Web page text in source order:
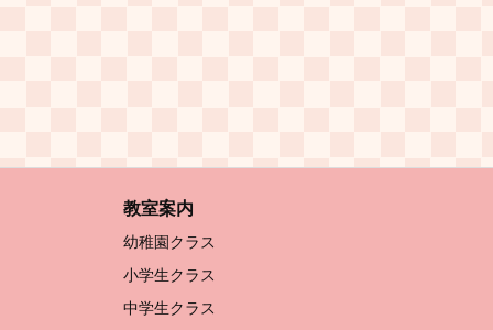
教室案内
幼稚園クラス
小学生クラス
中学生クラス